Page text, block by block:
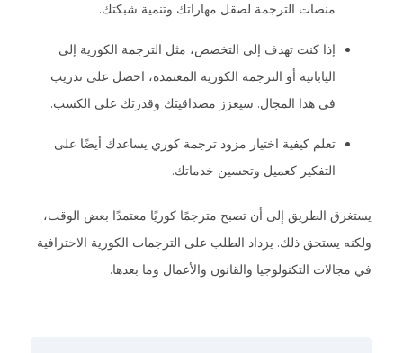
منصات الترجمة لصقل مهاراتك وتنمية شبكتك.
إذا كنت تهدف إلى التخصص، مثل الترجمة الكورية إلى
اليابانية أو الترجمة الكورية المعتمدة، احصل على تدريب
في هذا المجال. سيعزز مصداقيتك وقدرتك على الكسب.
تعلم كيفية اختيار مزود ترجمة كوري يساعدك أيضًا على
التفكير كعميل وتحسين خدماتك.
يستغرق الطريق إلى أن تصبح مترجمًا كوريًا معتمدًا بعض الوقت،
ولكنه يستحق ذلك. يزداد الطلب على الترجمات الكورية الاحترافية
في مجالات التكنولوجيا والقانون والأعمال وما بعدها.